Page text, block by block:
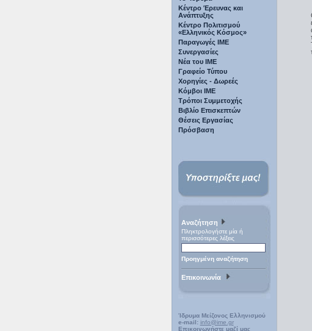
Κέντρο Έρευνας και
Ανάπτυξης
Κέντρο Πολιτισμού
«Ελληνικός Κόσμος»
Παραγωγές IME
Συνεργασίες
Νέα του ΙΜΕ
Γραφείο Τύπου
Χορηγίες - Δωρεές
Κόμβοι ΙΜΕ
Τρόποι Συμμετοχής
Βιβλίο Επισκεπτών
Θέσεις Εργασίας
Πρόσβαση
Αναζήτηση
Πληκτρολογήστε μία ή
περισσότερες λέξεις
Προηγμένη αναζήτηση
Επικοινωνία
Ίδρυμα Μείζονος Ελληνισμού
e-mail: info@ime.gr
Επικοινωνήστε μαζί μας